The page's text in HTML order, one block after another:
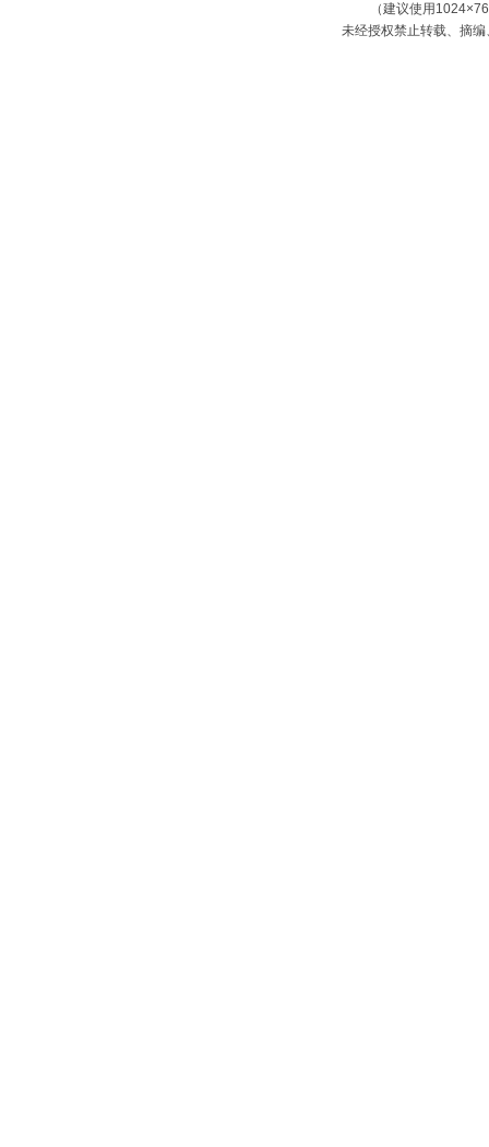
（建议使用
未经授权禁止转载、摘